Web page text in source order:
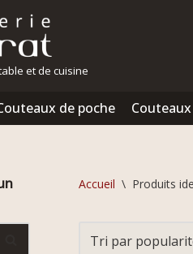
et de cuisine
de poche
Accueil \ Produits